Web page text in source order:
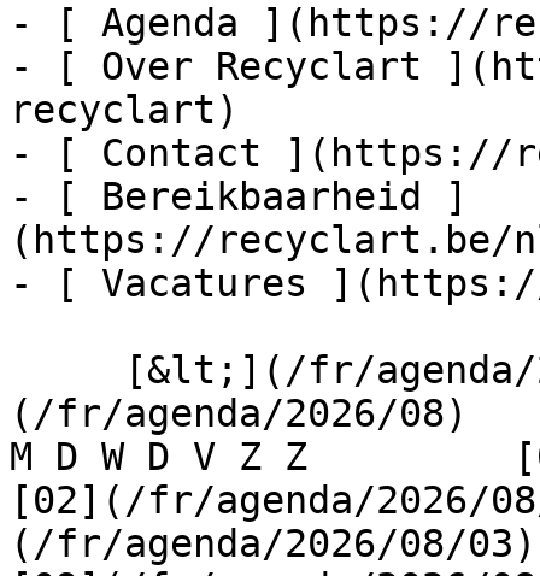
- [ Agenda ](https://
- [ Over Recyclart
recyclart)
- [ Contact ](https://
- [ Bereikbaarheid ]
(https://recyclart.be/
- [ Vacatures
(/fr/agenda/2026/08)
M D W D V Z Z
[02](/fr/agenda/2026/
(/fr/agenda/2026/08/